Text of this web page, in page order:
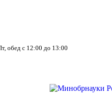
обед с 12:00 до 13:00